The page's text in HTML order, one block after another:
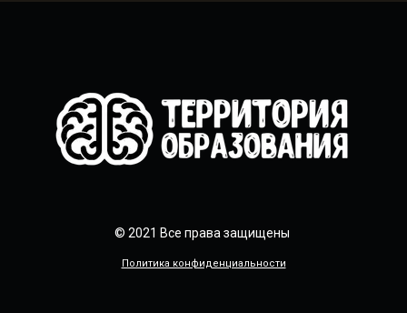
© 2021 Все права защищены
Политика конфиденциальности